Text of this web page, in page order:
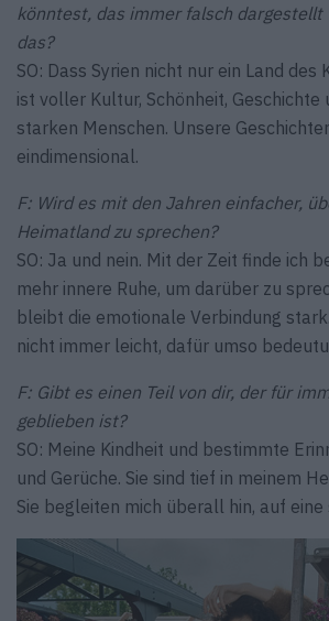
könntest, das immer falsch dargestellt
das?
SO: Dass Syrien nicht nur ein Land des
ist voller Kultur, Schönheit, Geschichte
starken Menschen. Unsere
eindimensional.
F: Wird es mit den Jahren einfacher,
Heimatland zu sprechen?
SO: Ja und nein. Mit der Zeit finde ich
mehr innere Ruhe, um darüber zu
bleibt die emotionale Verbindung
nicht immer leicht, dafür umso
F: Gibt es einen Teil von dir, der für
geblieben ist?
SO: Meine Kindheit und bestimmte
und Gerüche. Sie sind tief in meinem
Sie begleiten mich überall hin, auf eine